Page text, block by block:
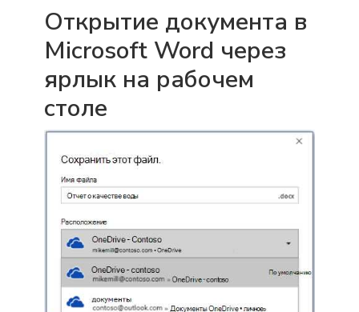
Открытие документа в
Microsoft Word через
ярлык на рабочем
столе